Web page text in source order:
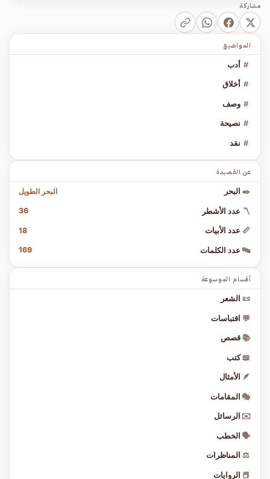
مشاركة
المواضيع
# أدب
# أخلاق
# وصف
# نصيحة
# نقد
عن القصيدة
✒️ البحر البحر الطويل
〽️ عدد الأشطر 36
📏 عدد الأبيات 18
🔤 عدد الكلمات 169
أقسام الموسوعة
📜 الشعر
💬 اقتباسات
📚 قصص
📖 كتب
🪶 الأمثال
🎭 المقامات
✉️ الرسائل
🗣️ الخطب
⚖️ المناظرات
📕 الروايات